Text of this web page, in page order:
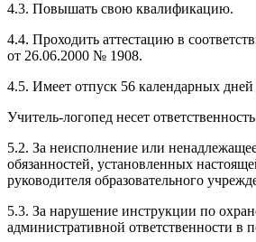
4.3. Повышать свою квалификацию.
4.4. Проходить аттестацию в
от 26.06.2000 № 1908.
4.5. Имеет отпуск 56 календарных
Учитель-логопед несет
5.2. За неисполнение или
обязанностей, установленных
руководителя образовательного
5.3. За нарушение инструкции по
административной ответственности в